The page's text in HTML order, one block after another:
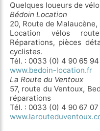
Quelques loueurs de
Bédoin Location
20, Route de Malaucène,
Location vélos
Réparations, pièces
cyclistes.
Tél. : 0033 (0) 4 90 65
www.bedoin-location.fr
La Route du Ventoux
57, route du Ventoux,
réparations
Tél. : 0033 (0) 4 90 67